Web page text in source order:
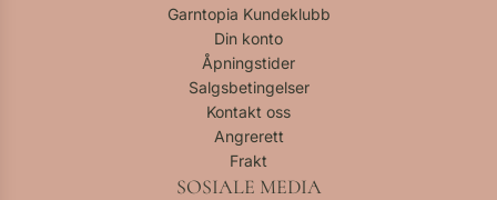
Garntopia Kundeklubb
Din konto
Åpningstider
Salgsbetingelser
Kontakt oss
Angrerett
Frakt
SOSIALE MEDIA